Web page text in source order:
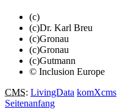
(c)
(c)Dr. Karl Breu
(c)Gronau
(c)Gronau
(c)Gutmann
© Inclusion Europe
CMS: LivingData komXcms
Seitenanfang